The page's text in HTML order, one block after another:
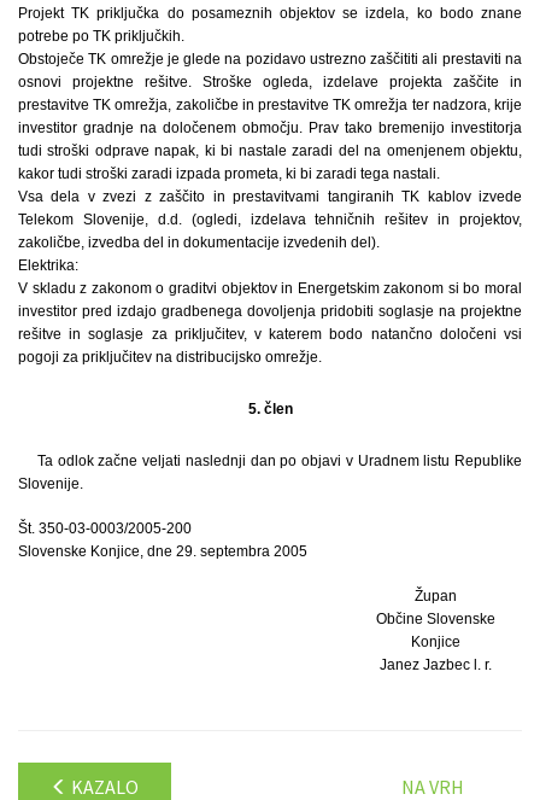
Projekt TK priključka do posameznih objektov se izdela, ko bodo znane
potrebe po TK priključkih.
Obstoječe TK omrežje je glede na pozidavo ustrezno zaščititi ali prestaviti na
osnovi projektne rešitve. Stroške ogleda, izdelave projekta zaščite in
prestavitve TK omrežja, zakoličbe in prestavitve TK omrežja ter nadzora, krije
investitor gradnje na določenem območju. Prav tako bremenijo investitorja
tudi stroški odprave napak, ki bi nastale zaradi del na omenjenem objektu,
kakor tudi stroški zaradi izpada prometa, ki bi zaradi tega nastali.
Vsa dela v zvezi z zaščito in prestavitvami tangiranih TK kablov izvede
Telekom Slovenije, d.d. (ogledi, izdelava tehničnih rešitev in projektov,
zakoličbe, izvedba del in dokumentacije izvedenih del).
Elektrika:
V skladu z zakonom o graditvi objektov in Energetskim zakonom si bo moral
investitor pred izdajo gradbenega dovoljenja pridobiti soglasje na projektne
rešitve in soglasje za priključitev, v katerem bodo natančno določeni vsi
pogoji za priključitev na distribucijsko omrežje.
5. člen
Ta odlok začne veljati naslednji dan po objavi v Uradnem listu Republike
Slovenije.
Št. 350-03-0003/2005-200
Slovenske Konjice, dne 29. septembra 2005
Župan
Občine Slovenske
Konjice
Janez Jazbec l. r.
KAZALO NA VRH